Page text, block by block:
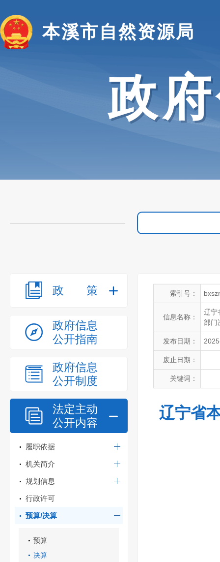
本溪市自然资源局
政
政策
政府信息
公开指南
政府信息
公开制度
法定主动
公开内容
履职依据
机关简介
规划信息
行政许可
预算/决算
预算
决算
索引号：
信息名称：
辽宁
部门
发布日期：
废止日期：
关键词：
辽宁省